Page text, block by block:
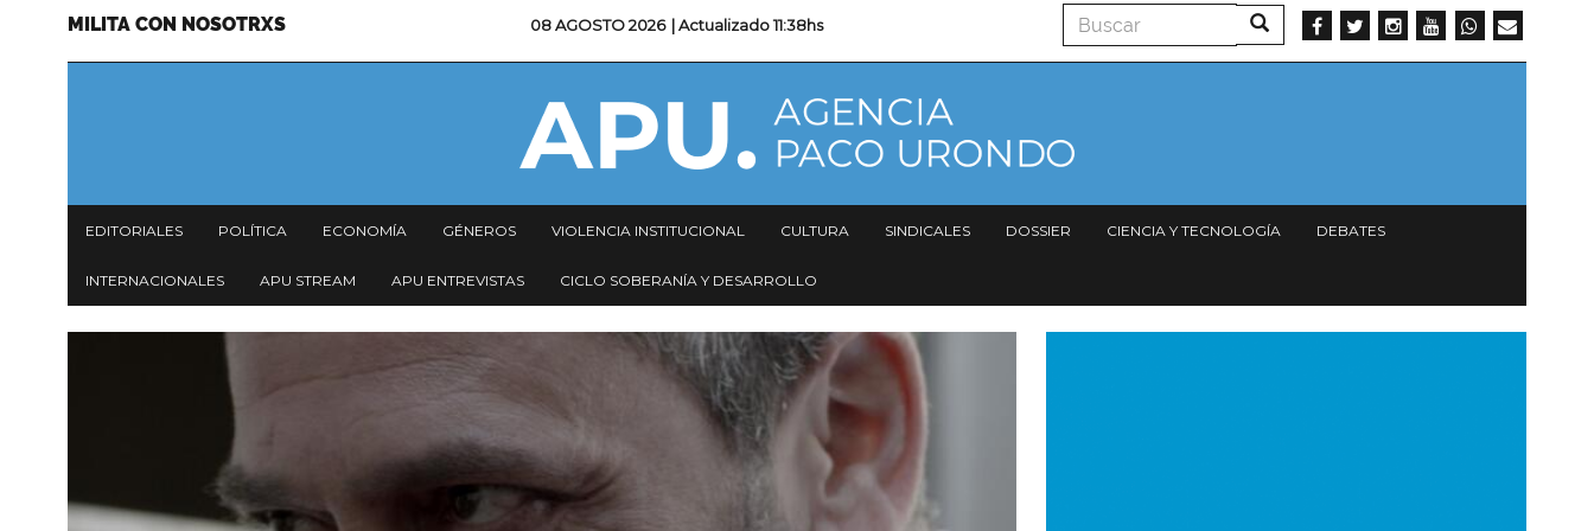
Menu
MILITA CON NOSOTRXS 08 AGOSTO 2026 | Actualizado11:38hs Buscar Buscar
Navegación
principal
EDITORIALES POLÍTICA ECONOMÍA GÉNEROS VIOLENCIA INSTITUCIONAL CULTURA SINDICALES DOSSIER CIENCIA Y TECNOLOGÍA DEBATES
INTERNACIONALES APU STREAM APU ENTREVISTAS CICLO SOBERANÍA Y DESARROLLO